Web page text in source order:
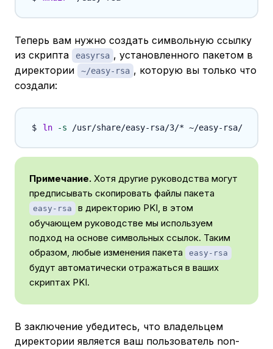
Теперь вам нужно создать символьную ссылку
из скрипта
easyrsa , установленного пакетом в
директории
~/easy-rsa , которую вы только что
создали:
ln -s
Примечание. Хотя другие руководства могут
предписывать скопировать файлы пакета
easy-rsa
в директорию PKI, в этом
обучающем руководстве мы используем
подход на основе символьных ссылок. Таким
образом, любые изменения пакета
easy-rsa
будут автоматически отражаться в ваших
скриптах PKI.
В заключение убедитесь, что владельцем
директории является ваш пользователь non-